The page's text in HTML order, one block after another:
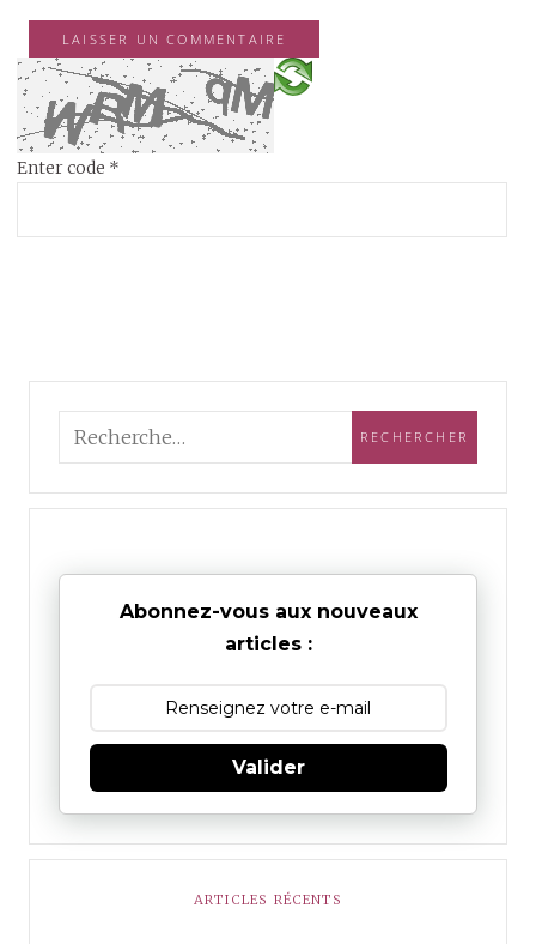
Enter code *
Abonnez-vous aux nouveaux
articles :
Valider
ARTICLES RÉCENTS